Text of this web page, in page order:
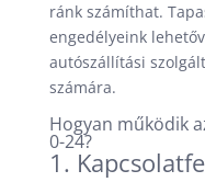
ránk számíthat.
engedélyeink
autószállítási
számára.
Hogyan működik
0-24?
1.